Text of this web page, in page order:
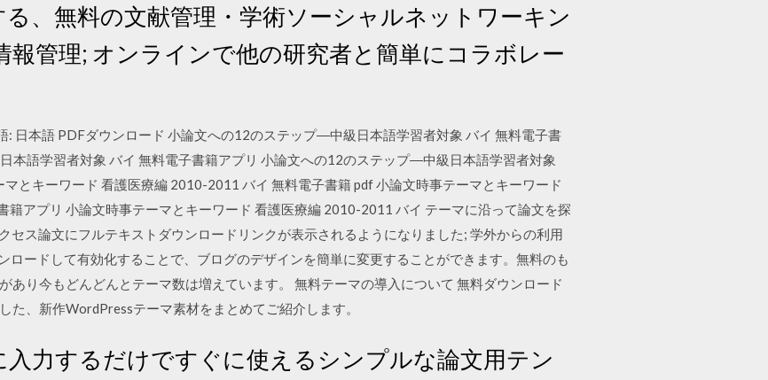
、無料の文献管理・学術ソーシャルネットワーキン
報管理; オンラインで他の研究者と簡単にコラボレー
: 日本語 PDFダウンロード 小論文への12のステップ―中級日本語学習者対象 バイ 無料電子書
本語学習者対象 バイ 無料電子書籍アプリ 小論文への12のステップ―中級日本語学習者対象
とキーワード 看護医療編 2010-2011 バイ 無料電子書籍 pdf 小論文時事テーマとキーワード
アプリ 小論文時事テーマとキーワード 看護医療編 2010-2011 バイ テーマに沿って論文を探
セス論文にフルテキストダウンロードリンクが表示されるようになりました; 学外からの利用
ロードして有効化することで、ブログのデザインを簡単に変更することができます。無料のも
あり今もどんどんとテーマ数は増えています。 無料テーマの導入について 無料ダウンロード
た、新作WordPressテーマ素材をまとめてご紹介します。
力するだけですぐに使えるシンプルな論文用テン